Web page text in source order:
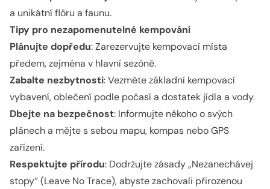
a unikátní flóru a faunu.
Tipy pro nezapomenutelné kempování
Plánujte dopředu: Zarezervujte kempovací místa
předem, zejména v hlavní sezóně.
Zabalte nezbytnosti: Vezměte základní kempovací
vybavení, oblečení podle počasí a dostatek jídla a vody.
Dbejte na bezpečnost: Informujte někoho o svých
plánech a mějte s sebou mapu, kompas nebo GPS
zařízení.
Respektujte přírodu: Dodržujte zásady „Nezanechávej
stopy“ (Leave No Trace), abyste zachovali přirozenou